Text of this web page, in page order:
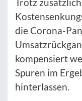
Trotz
die Corona-
kompensiert
Spuren im
hinterlassen.